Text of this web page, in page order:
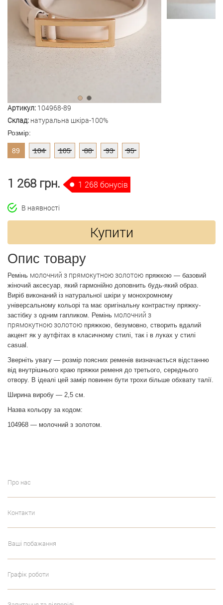
Артикул: 104968-89
Склад: натуральна шкіра-100%
Розмір:
89 104 105 88 93 95
1 268 грн. 1 268 бонусів
В наявності
Купити
Опис товару
Ремінь молочний з прямокутною золотою пряжкою — базовий
жіночий аксесуар, який гармонійно доповнить будь-який образ.
Виріб виконаний із натуральної шкіри у монохромному
універсальному кольорі та має оригінальну контрастну пряжку-
застібку з одним гапликом. Ремінь молочний з
прямокутною золотою пряжкою, безумовно, створить вдалий
акцент як у аутфітах в класичному стилі, так і в луках у стилі
casual.
Зверніть увагу — розмір поясних ременів визначається відстанню
від внутрішнього краю пряжки ременя до третього, середнього
отвору. В ідеалі цей замір повинен бути трохи більше обхвату талії.
Ширина виробу — 2,5 см.
Назва кольору за кодом:
104968 — молочний з золотом.
Про нас
Контакти
Ваші побажання
Графік роботи